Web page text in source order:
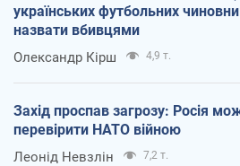
українських футбольних
назвати вбивцями
Олександр Кірш 4,9 т.
Захід проспав загрозу: Росія
перевірити НАТО війною
Леонід Невзлін 7,2 т.